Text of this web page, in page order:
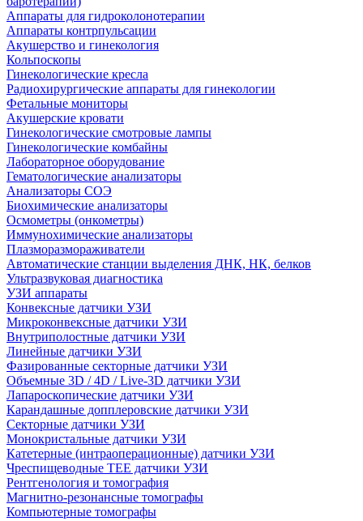
Аппараты для гидроколонотерапии
Аппараты контрпульсации
Акушерство и гинекология
Кольпоскопы
Гинекологические кресла
Радиохирургические аппараты для гинекологии
Фетальные мониторы
Акушерские кровати
Гинекологические смотровые лампы
Гинекологические комбайны
Лабораторное оборудование
Гематологические анализаторы
Анализаторы СОЭ
Биохимические анализаторы
Осмометры (онкометры)
Иммунохимические анализаторы
Плазморазмораживатели
Автоматические станции выделения ДНК, НК, белков
Ультразвуковая диагностика
УЗИ аппараты
Конвексные датчики УЗИ
Микроконвексные датчики УЗИ
Внутриполостные датчики УЗИ
Линейные датчики УЗИ
Фазированные секторные датчики УЗИ
Объемные 3D / 4D / Live-3D датчики УЗИ
Лапароскопические датчики УЗИ
Карандашные допплеровские датчики УЗИ
Секторные датчики УЗИ
Монокристальные датчики УЗИ
Катетерные (интраоперационные) датчики УЗИ
Чреспищеводные TEE датчики УЗИ
Рентгенология и томография
Магнитно-резонансные томографы
Компьютерные томографы